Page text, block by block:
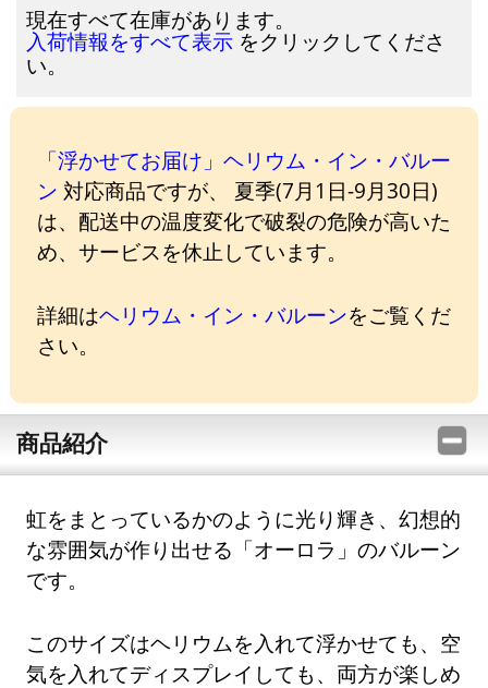
現在すべて在庫があります。
入荷情報をすべて表示 をクリックしてくださ
い。
「浮かせてお届け」ヘリウム・イン・バルー
ン 対応商品ですが、 夏季(7月1日-9月30日)
は、配送中の温度変化で破裂の危険が高いた
め、サービスを休止しています。
詳細はヘリウム・イン・バルーンをご覧くだ
さい。
商品紹介
虹をまとっているかのように光り輝き、幻想的
な雰囲気が作り出せる「オーロラ」のバルーン
です。
このサイズはヘリウムを入れて浮かせても、空
気を入れてディスプレイしても、両方が楽しめ